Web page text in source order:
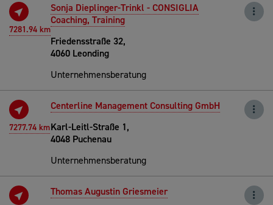
7281.94 km
Sonja Dieplinger-Trinkl - CONSIGLIA
Coaching, Training
Friedensstraße 32,
4060 Leonding
Unternehmensberatung
7277.74 km
Centerline Management Consulting GmbH
Karl-Leitl-Straße 1,
4048 Puchenau
Unternehmensberatung
Thomas Augustin Griesmeier